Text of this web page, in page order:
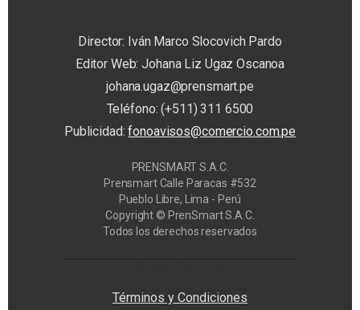
Director: Iván Marco Slocovich Pardo
Editor Web: Johana Liz Ugaz Oscanoa
johana.ugaz@prensmart.pe
Teléfono: (+511) 311 6500
Publicidad:fonoavisos@comercio.com.pe
PRENSMART S.A.C.
Prensmart Calle Paracas #532
Pueblo Libre, Lima - Perú
Copyright © PrenSmart S.A.C.
Todos los derechos reservados
Términos y Condiciones